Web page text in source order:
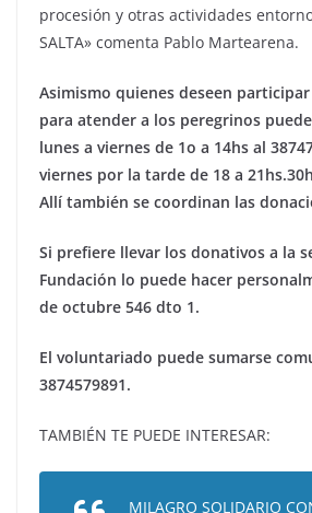
procesión y otras actividades entorno
SALTA» comenta Pablo Martearena.
Asimismo quienes deseen
para atender a los peregrinos
lunes a viernes de 1o a 14hs al
viernes por la tarde de 18 a
Allí también se coordinan las
Si prefiere llevar los donativos a la
Fundación lo puede hacer
de octubre 546 dto 1.
El voluntariado puede sumarse
3874579891.
TAMBIÉN TE PUEDE INTERESAR:
MILAGRO SOLIDARIO